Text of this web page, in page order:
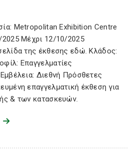
Metropolitan Exhibition Centre
Μέχρι 12/10/2025
της έκθεσης εδώ. Κλάδος:
Επαγγελματίες
Διεθνή Πρόσθετες
επαγγελματική έκθεση για
& των κατασκευών.